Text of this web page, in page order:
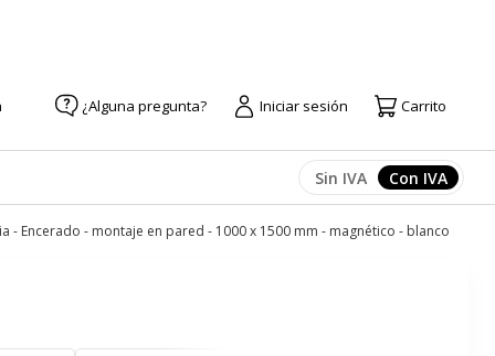
¿Alguna pregunta? Iniciar sesión Carrito
Afficher les prix
Sin IVA Afficher
Con IVA
- Encerado - montaje en pared - 1000 x 1500 mm - magnético - blanco